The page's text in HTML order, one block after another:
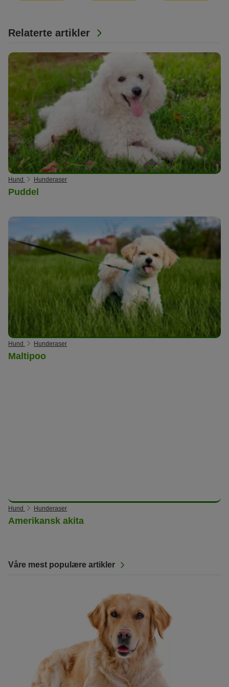
Relaterte artikler
Hund Hunderaser
Puddel
Hund Hunderaser
Maltipoo
Hund Hunderaser
Amerikansk akita
Våre mest populære artikler